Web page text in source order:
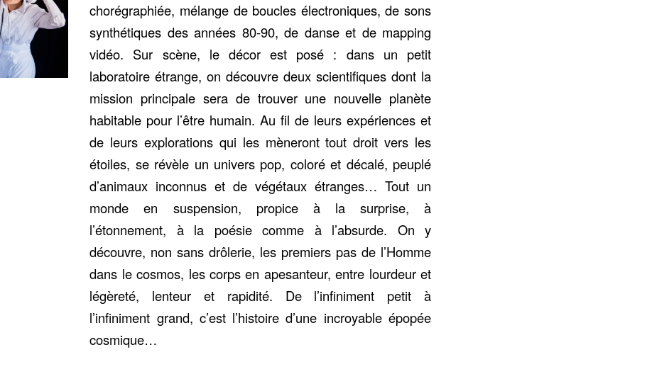
chorégraphiée, mélange de boucles électroniques, de sons
synthétiques des années 80-90, de danse et de mapping
vidéo. Sur scène, le décor est posé : dans un petit
laboratoire étrange, on découvre deux scientifiques dont la
mission principale sera de trouver une nouvelle planète
habitable pour l’être humain. Au fil de leurs expériences et
de leurs explorations qui les mèneront tout droit vers les
étoiles, se révèle un univers pop, coloré et décalé, peuplé
d’animaux inconnus et de végétaux étranges… Tout un
monde en suspension, propice à la surprise, à
l’étonnement, à la poésie comme à l’absurde. On y
découvre, non sans drôlerie, les premiers pas de l’Homme
dans le cosmos, les corps en apesanteur, entre lourdeur et
légèreté, lenteur et rapidité. De l’infiniment petit à
l’infiniment grand, c’est l’histoire d’une incroyable épopée
cosmique…